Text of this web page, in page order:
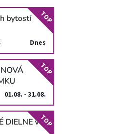
bytostí
Dnes
TOP
01.08. - 31.08.
TOP
DIELNE vTOP